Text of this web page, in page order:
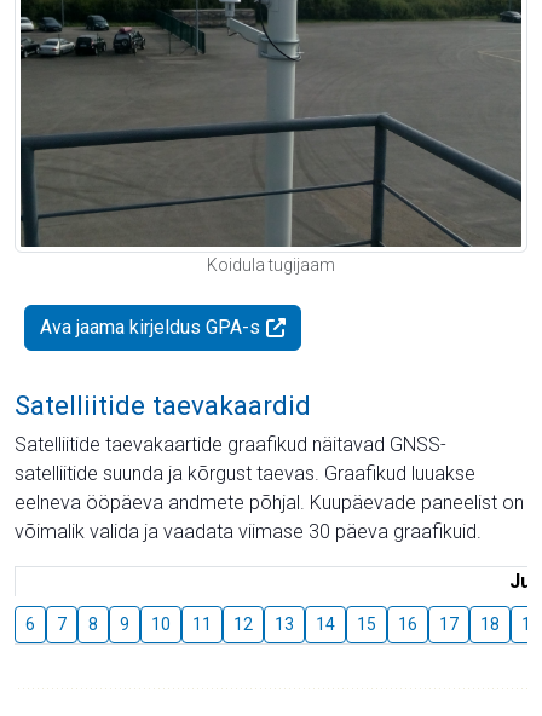
Koidula tugijaam
Ava jaama kirjeldus GPA-s
Satelliitide taevakaardid
Satelliitide taevakaartide graafikud näitavad GNSS-
satelliitide suunda ja kõrgust taevas. Graafikud luuakse
eelneva ööpäeva andmete põhjal. Kuupäevade paneelist on
võimalik valida ja vaadata viimase 30 päeva graafikuid.
6 7 8 9 10 11 12 13 14 15 16 17 18 19